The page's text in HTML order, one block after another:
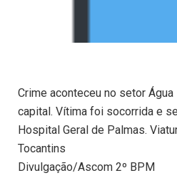
Crime aconteceu no setor Água
capital. Vítima foi socorrida e
Hospital Geral de Palmas.
Tocantins
Divulgação/Ascom 2º BPM